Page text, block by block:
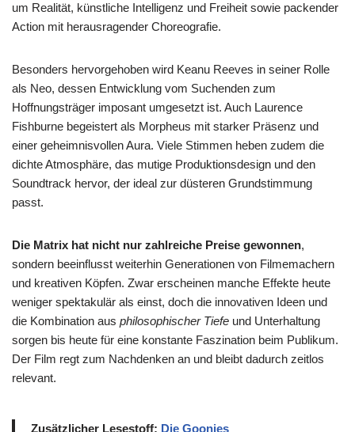
um Realität, künstliche Intelligenz und Freiheit sowie packender
Action mit herausragender Choreografie.
Besonders hervorgehoben wird Keanu Reeves in seiner Rolle
als Neo, dessen Entwicklung vom Suchenden zum
Hoffnungsträger imposant umgesetzt ist. Auch Laurence
Fishburne begeistert als Morpheus mit starker Präsenz und
einer geheimnisvollen Aura. Viele Stimmen heben zudem die
dichte Atmosphäre, das mutige Produktionsdesign und den
Soundtrack hervor, der ideal zur düsteren Grundstimmung
passt.
Die Matrix hat nicht nur zahlreiche Preise gewonnen,
sondern beeinflusst weiterhin Generationen von Filmemachern
und kreativen Köpfen. Zwar erscheinen manche Effekte heute
weniger spektakulär als einst, doch die innovativen Ideen und
die Kombination aus philosophischer Tiefe und Unterhaltung
sorgen bis heute für eine konstante Faszination beim Publikum.
Der Film regt zum Nachdenken an und bleibt dadurch zeitlos
relevant.
Zusätzlicher Lesestoff: Die Goonies